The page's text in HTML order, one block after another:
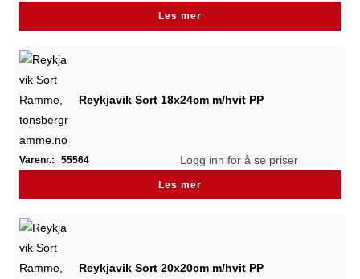
Les mer
Reykjavik Sort 18x24cm m/hvit PP
Varenr.: 55564 Logg inn for å se priser
Les mer
Reykjavik Sort 20x20cm m/hvit PP